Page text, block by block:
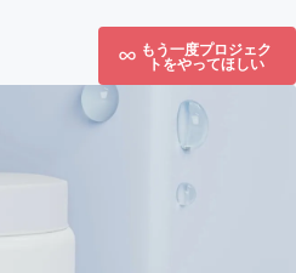
もう一度プロジェク
トをやってほしい